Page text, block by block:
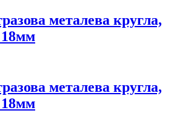
металева кругла,
18мм
металева кругла,
18мм